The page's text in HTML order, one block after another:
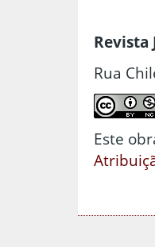
Revista
Rua
Este